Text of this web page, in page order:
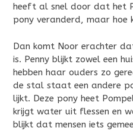
heeft al snel door dat het
pony veranderd, maar hoe
Dan komt Noor erachter
is. Penny blijkt zowel een
hebben haar ouders zo
de stal staat een andere
lijkt. Deze pony heet
krijgt water uit flessen en
blijkt dat mensen iets